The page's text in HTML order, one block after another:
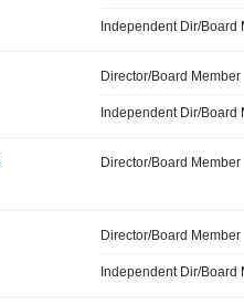
Independent Dir/Board
Director/Board Member
Independent Dir/Board
Director/Board Member
Director/Board Member
Independent Dir/Board